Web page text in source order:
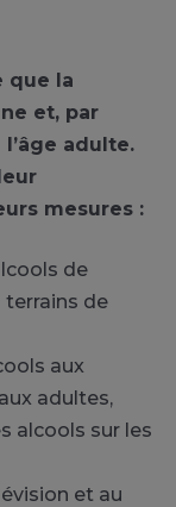
que la
et, par
adulte.
mesures :
de
terrains de
aux
adultes,
alcools sur les
et au